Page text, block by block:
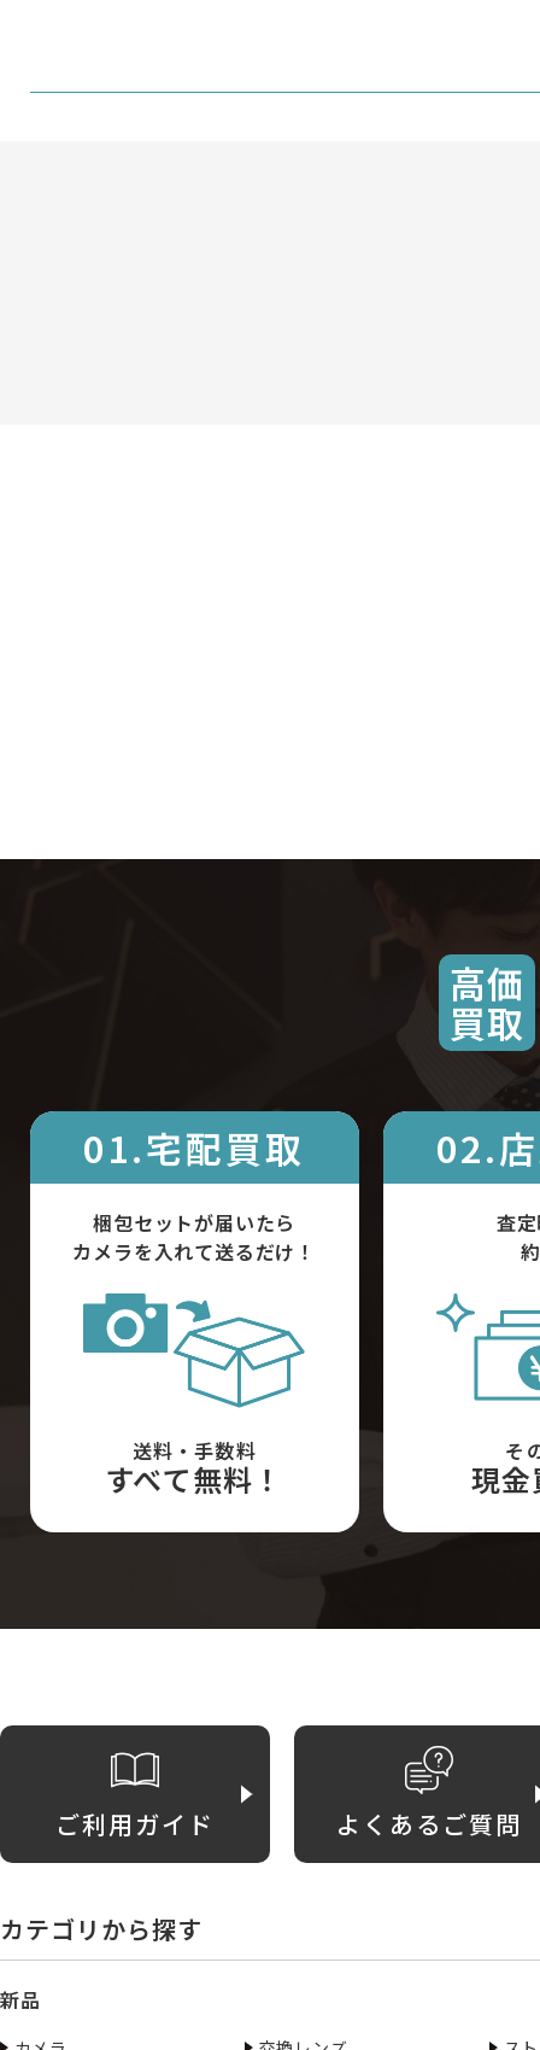
高価
買取
01.宅配買取
梱包セットが届いたら
カメラを入れて送るだけ！
送料・手数料
すべて無料！
02.
査
そ
現
ご利用ガイド よくあるご質問
カテゴリから探す
新品